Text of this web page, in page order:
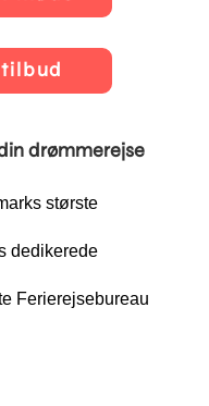
drømmerejse
største
dedikerede
Ferierejsebureau